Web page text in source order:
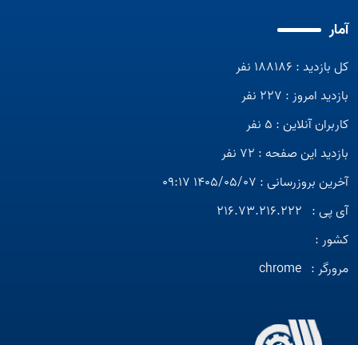
آمار
کل بازدید : 188186 نفر
بازدید امروز : 227 نفر
کاربران آنلاین : 5 نفر
بازدید این صفحه : 72 نفر
آخرین بروزرسانی : 1405/05/07 09:17
آی پی : 216.73.216.222
کشور :
مرورگر : chrome